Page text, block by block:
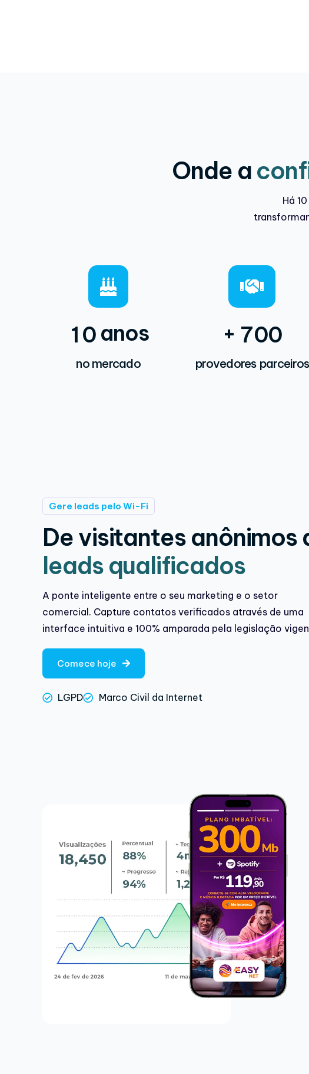
Onde a
Há
10anos
no mercado
+ 700
provedores parceiros
Gere leads pelo Wi-Fi
De visitantes anônimos
leads qualificados
A ponte inteligente entre o seu marketing e o setor
comercial. Capture contatos verificados através de uma
interface intuitiva e 100% amparada pela legislação
Comece hoje
LGPD Marco Civil da Internet